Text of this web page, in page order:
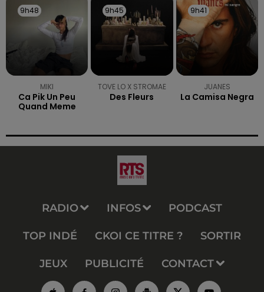
9h48
9h48
MIKI
Ca Pik Un Peu
Quand Meme
9h45
9h45
TOVE LO X STROMAE
Des Fleurs
9h41
9h41
JUANES
La Camisa Negra
RADIO INFOS PODCAST
TOP INDÉ CKOI CE TITRE ? SORTIR
JEUX PUBLICITÉ CONTACT